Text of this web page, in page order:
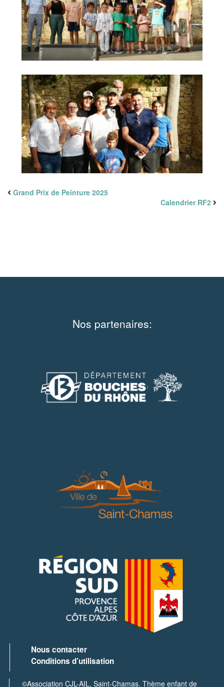
Grand Prix de Peinture 2025
Calendrier RF2
Nos partenaires:
Nous contacter
Conditions d’utilisation
©Association CJL-AIL, Saint-Chamas. Thème enfant de